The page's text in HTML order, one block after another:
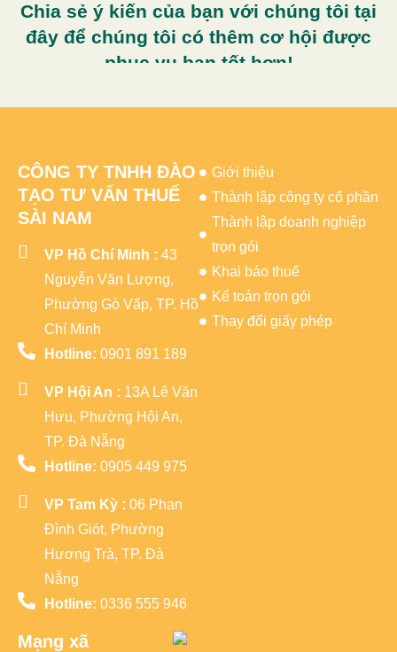
Chia sẻ ý kiến của bạn với chúng tôi tại
đây để chúng tôi có thêm cơ hội được
phục vụ bạn tốt hơn!
CÔNG TY TNHH ĐÀO
TẠO TƯ VẤN THUẾ
SÀI NAM
VP Hồ Chí Minh : 43
Nguyễn Văn Lượng,
Phường Gò Vấp, TP. Hồ
Chí Minh
Hotline: 0901 891 189
VP Hội An : 13A Lê Văn
Hưu, Phường Hội An,
TP. Đà Nẵng
Hotline: 0905 449 975
VP Tam Kỳ : 06 Phan
Đình Giót, Phường
Hương Trà, TP. Đà
Nẵng
Hotline: 0336 555 946
Giới thiệu
Thành lập công ty cổ phần
Thành lập doanh nghiệp
trọn gói
Khai báo thuế
Kế toán trọn gói
Thay đổi giấy phép
Mạng xã